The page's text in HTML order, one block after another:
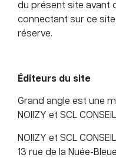
du présent site avant
connectant sur ce
réserve.
Éditeurs du site
Grand angle est une
NOIIZY et SCL
NOIIZY et SCL
13 rue de la Nuée-